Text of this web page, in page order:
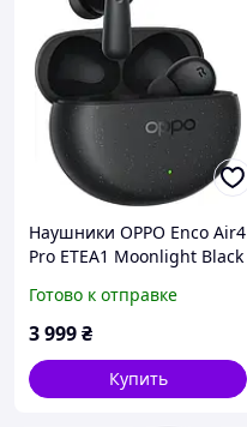
Наушники OPPO Enco Air4
Pro ETEA1 Moonlight Black
Готово к отправке
3 999₴
Купить